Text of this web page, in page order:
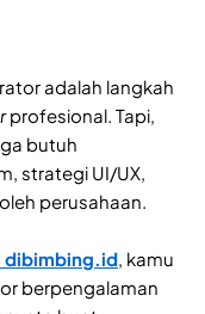
adalah langkah
profesional. Tapi,
butuh
strategi UI/UX,
perusahaan.
dibimbing.id, kamu
berpengalaman